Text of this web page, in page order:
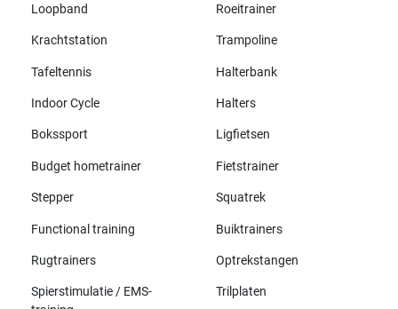
Loopband Roeitrainer
Krachtstation Trampoline
Tafeltennis Halterbank
Indoor Cycle Halters
Bokssport Ligfietsen
Budget hometrainer Fietstrainer
Stepper Squatrek
Functional training Buiktrainers
Rugtrainers Optrekstangen
Spierstimulatie / EMS-
Trilplaten